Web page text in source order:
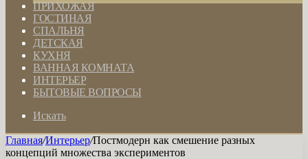
ПРИХОЖАЯ
ГОСТИНАЯ
СПАЛЬНЯ
ДЕТСКАЯ
КУХНЯ
ВАННАЯ КОМНАТА
ИНТЕРЬЕР
БЫТОВЫЕ ВОПРОСЫ
Искать
Главная/Интерьер/Постмодерн как смешение разных
концепций множества экспериментов